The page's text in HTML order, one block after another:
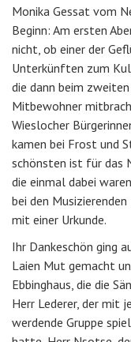
Monika Gessat vom
Beginn: Am ersten
nicht, ob einer der
Unterkünften zum
die dann beim
Mitbewohner
Wieslocher
kamen bei Frost und
schönsten ist für das
die einmal dabei
bei den
mit einer Urkunde.
Ihr Dankeschön ging
Laien Mut gemacht
Ebbinghaus, die die
Herr Lederer, der mit
werdende Gruppe